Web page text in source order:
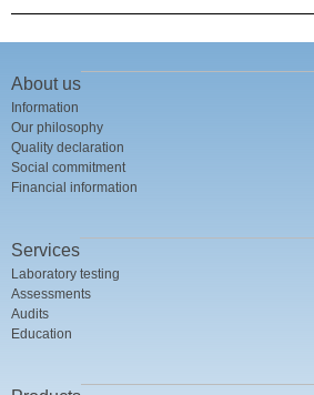
About us
Information
Our philosophy
Quality declaration
Social commitment
Financial information
Services
Laboratory testing
Assessments
Audits
Education